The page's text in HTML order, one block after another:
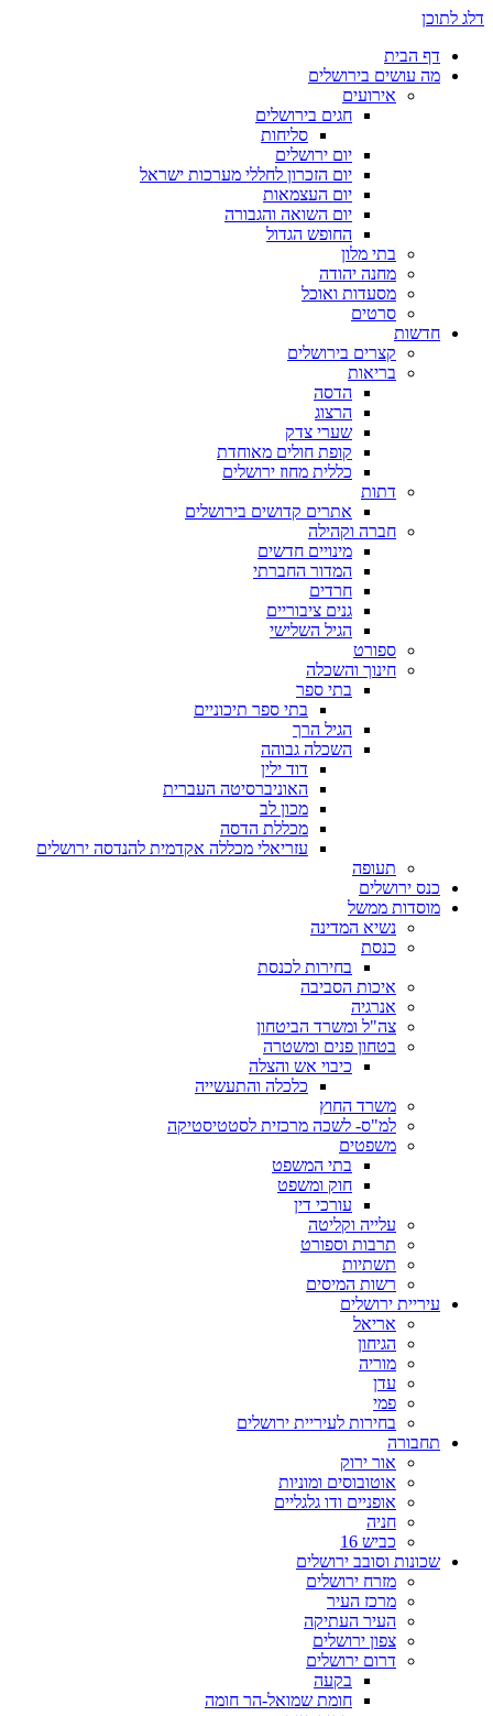
דלג לתוכן
דף הבית
מה עושים בירושלים
אירועים
חגים בירושלים
סליחות
יום ירושלים
יום הזכרון לחללי מערכות ישראל
יום העצמאות
יום השואה והגבורה
החופש הגדול
בתי מלון
מחנה יהודה
מסעדות ואוכל
סרטים
חדשות
קצרים בירושלים
בריאות
הדסה
הרצוג
שערי צדק
קופת חולים מאוחדת
כללית מחוז ירושלים
דתות
אתרים קדושים בירושלים
חברה וקהילה
מינויים חדשים
המדור החברתי
חרדים
גנים ציבוריים
הגיל השלישי
ספורט
חינוך והשכלה
בתי ספר
בתי ספר תיכוניים
הגיל הרך
השכלה גבוהה
דוד ילין
האוניברסיטה העברית
מכון לב
מכללת הדסה
עזריאלי מכללה אקדמית להנדסה ירושלים
תעופה
כנס ירושלים
מוסדות ממשל
נשיא המדינה
כנסת
בחירות לכנסת
איכות הסביבה
אנרגיה
צה"ל ומשרד הביטחון
בטחון פנים ומשטרה
כיבוי אש והצלה
כלכלה והתעשייה
משרד החוץ
למ"ס- לשכה מרכזית לסטטיסטיקה
משפטים
בתי המשפט
חוק ומשפט
עורכי דין
עלייה וקליטה
תרבות וספורט
תשתיות
רשות המיסים
עיריית ירושלים
אריאל
הגיחון
מוריה
עדן
פמי
בחירות לעיריית ירושלים
תחבורה
אור ירוק
אוטובוסים ומוניות
אופניים ודו גלגליים
חניה
כביש 16
שכונות וסובב ירושלים
מזרח ירושלים
מרכז העיר
העיר העתיקה
צפון ירושלים
דרום ירושלים
בקעה
חומת שמואל-הר חומה